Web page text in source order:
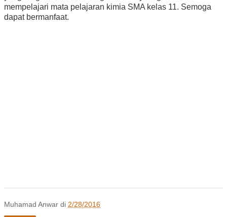
mempelajari mata pelajaran kimia SMA kelas 11. Semoga
dapat bermanfaat.
Muhamad Anwar di 2/28/2016